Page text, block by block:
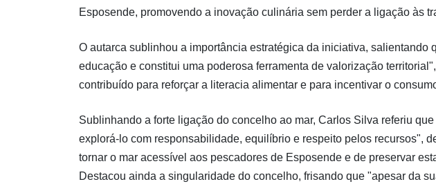
Esposende, promovendo a inovação culinária sem perder a ligação às
O autarca sublinhou a importância estratégica da iniciativa, salientando
educação e constitui uma poderosa ferramenta de valorização
contribuído para reforçar a literacia alimentar e para incentivar o
Sublinhando a forte ligação do concelho ao mar, Carlos Silva referiu
explorá-lo com responsabilidade, equilíbrio e respeito pelos recursos",
tornar o mar acessível aos pescadores de Esposende e de preservar
Destacou ainda a singularidade do concelho, frisando que "apesar da